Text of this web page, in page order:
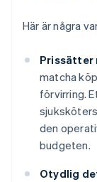
Här är några
Prissätter
matcha
förvirring.
den
budgeten.
Otydlig